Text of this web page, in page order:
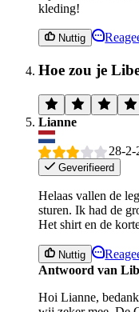
kleding!
Nuttig
Hoe zou je
Lianne
28-2-
Geverifieerd
Helaas vallen de
sturen. Ik had de
Het shirt en de
Nuttig
Antwoord van
Hoi Lianne,